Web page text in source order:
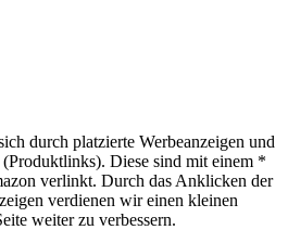
durch platzierte Werbeanzeigen und
Diese sind mit einem *
verlinkt. Durch das Anklicken der
verdienen wir einen kleinen
weiter zu verbessern.